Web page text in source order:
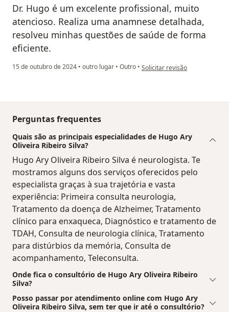
Dr. Hugo é um excelente profissional, muito
atencioso. Realiza uma anamnese detalhada,
resolveu minhas questões de saúde de forma
eficiente.
15 de outubro de 2024 • outro lugar • Outro • na opinião do utilizador
Solicitar revisão
Perguntas frequentes
Quais são as principais especialidades de Hugo Ary
Oliveira Ribeiro Silva?
Hugo Ary Oliveira Ribeiro Silva é neurologista. Te
mostramos alguns dos serviços oferecidos pelo
especialista graças à sua trajetória e vasta
experiência: Primeira consulta neurologia,
Tratamento da doença de Alzheimer, Tratamento
clínico para enxaqueca, Diagnóstico e tratamento de
TDAH, Consulta de neurologia clínica, Tratamento
para distúrbios da memória, Consulta de
acompanhamento, Teleconsulta.
Onde fica o consultório de Hugo Ary Oliveira Ribeiro
Silva?
Posso passar por atendimento online com Hugo Ary
Oliveira Ribeiro Silva, sem ter que ir até o consultório?